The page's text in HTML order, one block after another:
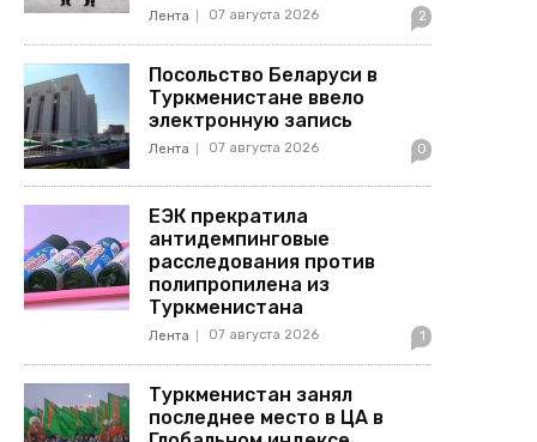
Лента 07 августа 2026 2
Посольство Беларуси в
Туркменистане ввело
электронную запись
Лента 07 августа 2026 0
ЕЭК прекратила
антидемпинговые
расследования против
полипропилена из
Туркменистана
Лента 07 августа 2026 1
Туркменистан занял
последнее место в ЦА в